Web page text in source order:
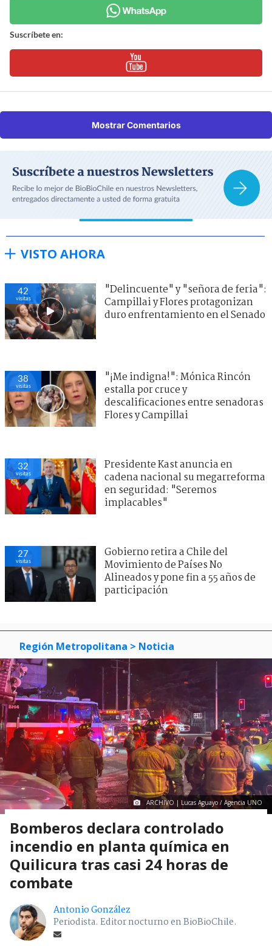
Suscríbete en:
Mostrar Comentarios
VISTO AHORA
42
visitas
"Delincuente" y "señora de feria":
Campillai y Flores protagonizan
duro enfrentamiento en el Senado
38
visitas
"¡Me indigna!": Mónica Rincón
estalla por cruce y
descalificaciones entre senadoras
Flores y Campillai
32
visitas
Presidente Kast anuncia en
cadena nacional su megarreforma
en seguridad: "Seremos
implacables"
27
visitas
Gobierno retira a Chile del
Movimiento de Países No
Alineados y pone fin a 55 años de
participación
Región Metropolitana > Noticia
ARCHIVO | Lucas Aguayo / Agencia UNO
Bomberos declara controlado
incendio en planta química en
Quilicura tras casi 24 horas de
combate
Antonio González
Periodista. Editor nocturno en BioBioChile.